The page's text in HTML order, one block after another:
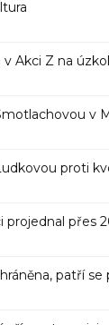
v Akci Z na
v
proti
projednal přes
patří